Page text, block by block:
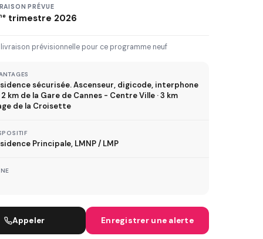
3 km 5 km
Immédiate 2027 2028 2029
réduite
PRÉVUE
trimestre 2026
prévisionnelle pour ce programme neuf
sécurisée. Ascenseur, digicode, interphone
2 km de la Gare de Cannes - Centre Ville · 3 km
de la Croisette
Principale, LMNP / LMP
Appeler Enregistrer une alerte